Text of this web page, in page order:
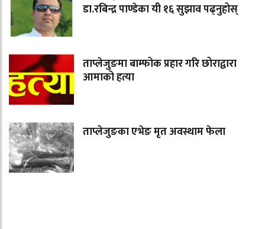
डा.रबिन्द्र पाण्डेका यी १६ सुझाव पढ्नुहोस्
ताप्लेजुङमा बाम्फोक प्रहार गरि छोराद्वारा
आमाको हत्या
ताप्लेजुङका एभेङ मृत अवस्थाम फेला